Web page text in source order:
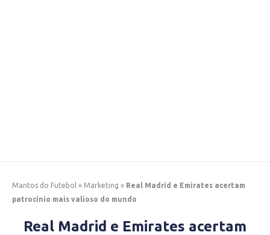
Mantos do Futebol » Marketing » Real Madrid e Emirates acertam
patrocínio mais valioso do mundo
Real Madrid e Emirates acertam